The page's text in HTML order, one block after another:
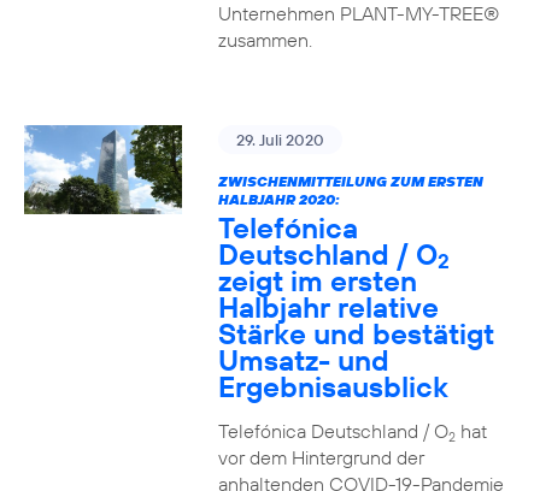
Unternehmen PLANT-MY-TREE®
zusammen.
29. Juli 2020
ZWISCHENMITTEILUNG ZUM ERSTEN
HALBJAHR 2020:
Telefónica
Deutschland / O2
zeigt im ersten
Halbjahr relative
Stärke und bestätigt
Umsatz- und
Ergebnisausblick
Telefónica Deutschland / O2hat
vor dem Hintergrund der
anhaltenden COVID-19-Pandemie